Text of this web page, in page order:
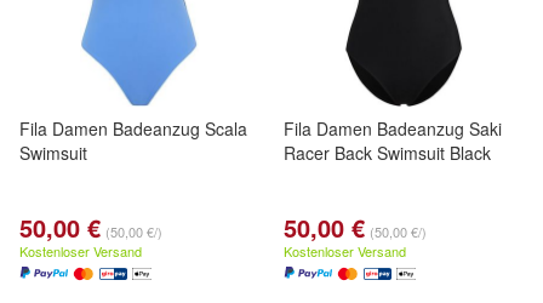
Fila Damen Badeanzug Scala
Swimsuit
50,00 € (50,00 €/)
Kostenloser Versand
Fila Damen Badeanzug Saki
Racer Back Swimsuit Black
50,00 € (50,00 €/)
Kostenloser Versand